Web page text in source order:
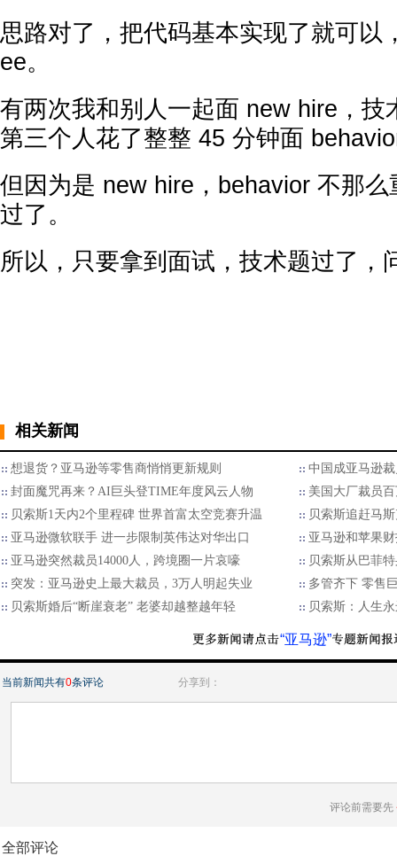
思路对了，把代码基本实现了就可以
ee。
有两次我和别人一起面 new hire，技
第三个人花了整整 45 分钟面
但因为是 new hire，behavior 不那
过了。
所以，只要拿到面试，技术题过了，
相关新闻
想退货？亚马逊等零售商悄悄更新规则
中国成亚马逊
封面魔咒再来？AI巨头登TIME年度风云人物
美国大厂裁员
贝索斯1天内2个里程碑 世界首富太空竞赛升温
贝索斯追赶马
亚马逊微软联手 进一步限制英伟达对华出口
亚马逊和苹果
亚马逊突然裁员14000人，跨境圈一片哀嚎
贝索斯从巴菲
突发：亚马逊史上最大裁员，3万人明起失业
多管齐下 零售
贝索斯婚后“断崖衰老” 老婆却越整越年轻
贝索斯：人生
“亚马逊”
当前新闻共有0条评论 分享到：
评论前需要先
全部评论